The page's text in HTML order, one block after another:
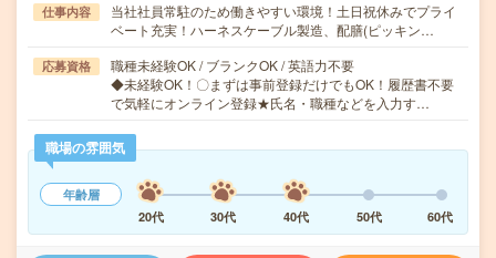
仕事内容
当社社員常駐のため働きやすい環境！土日祝休みでプライ
ベート充実！ハーネスケーブル製造、配膳(ピッキン…
応募資格
職種未経験OK / ブランクOK / 英語力不要
◆未経験OK！〇まずは事前登録だけでもOK！履歴書不要
で気軽にオンライン登録★氏名・職種などを入力す…
職場の雰囲気
年齢層
20代
30代 40代 50代 60代